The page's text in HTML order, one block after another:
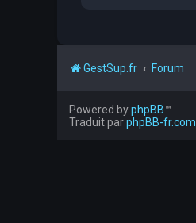
GestSup.fr Forum
Powered byphpBB™
Traduit parphpBB-fr.com